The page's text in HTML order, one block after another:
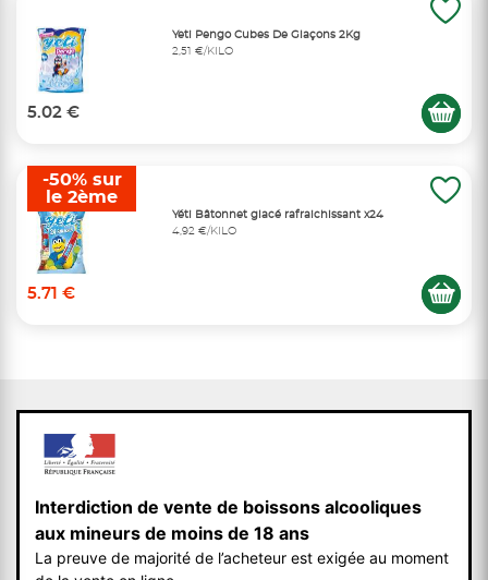
Yeti Pengo Cubes De Glaçons 2Kg
2,51 €/KILO
5.02 €
Yéti Bâtonnet glacé rafraichissant x24
4,92 €/KILO
5.71 €
-50% sur
le 2ème
Interdiction de vente de boissons alcooliques
aux mineurs de moins de 18 ans
La preuve de majorité de l’acheteur est exigée au moment